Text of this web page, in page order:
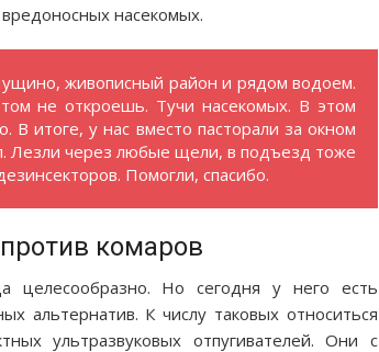
насекомых.
живописный район и рядом водоем.
не откроешь. Тучи насекомых. В этом
В итоге, у нас вместо пасторали за окном
Лезли через любые щели, в подъезд тоже
Помогли, спасибо.
комаров
целесообразно. Но сегодня у него есть
альтернатив. К числу таковых относиться
ультразвуковых отпугивателей. Они с